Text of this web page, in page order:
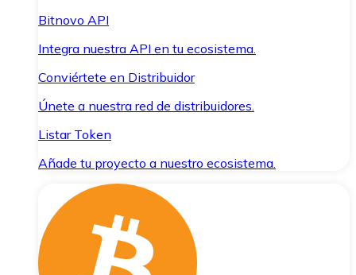
Bitnovo API
Integra nuestra API en tu ecosistema.
Conviértete en Distribuidor
Únete a nuestra red de distribuidores.
Listar Token
Añade tu proyecto a nuestro ecosistema.